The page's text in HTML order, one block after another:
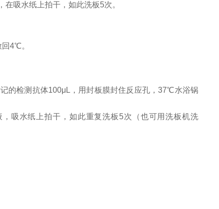
在吸水纸上拍干，如此洗板5次。
4℃。
的检测抗体100μL，用封板膜封住反应孔，37℃水浴锅
，吸水纸上拍干，如此重复洗板5次（也可用洗板机洗